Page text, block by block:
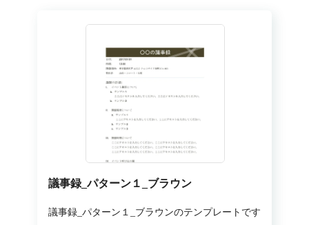
議事録_パターン１_ブラウン
議事録_パターン１_ブラウンのテンプレートです